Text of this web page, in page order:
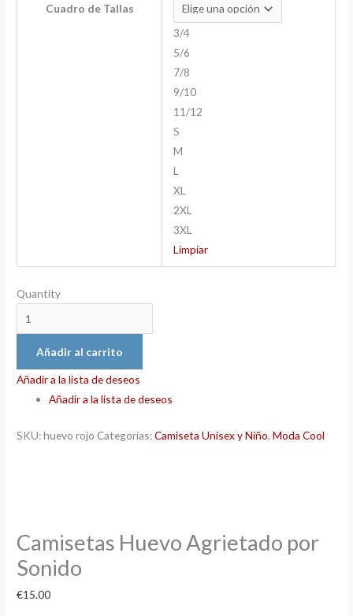
Cuadro de Tallas
3/4
5/6
7/8
9/10
11/12
S
M
L
XL
2XL
3XL
Limpiar
Quantity
Añadir al carrito
Añadir a la lista de deseos
Añadir a la lista de deseos
SKU:huevo rojo Categorías:Camiseta Unisex y Niño,Moda Cool
Camisetas Huevo Agrietado por
Sonido
€15.00